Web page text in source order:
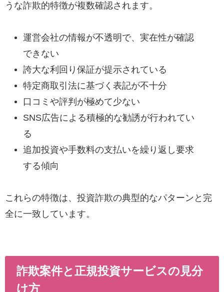
うな詐欺的特徴が複数確認されます。
運営会社の情報が不透明で、実在性が確認
できない
誇大な利回り保証が提示されている
特定商取引法に基づく表記が不十分
口コミや評判が極めて少ない
SNS広告による積極的な勧誘が行われてい
る
追加投資や手数料の支払いを繰り返し要求
する傾向
これらの特徴は、投資詐欺の典型的なパターンと完
全に一致しています。
詐欺案件と正規投資サービスの見分
け方